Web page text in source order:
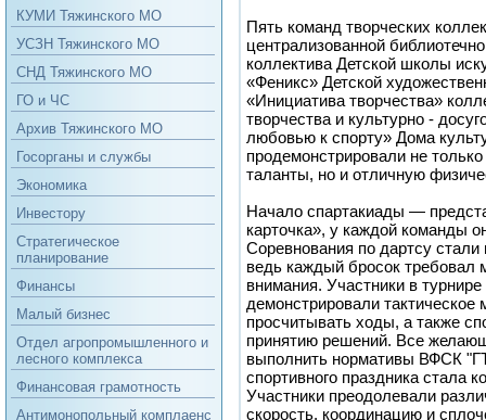
КУМИ Тяжинского МО
УСЗН Тяжинского МО
СНД Тяжинского МО
ГО и ЧС
Архив Тяжинского МО
Госорганы и службы
Экономика
Инвестору
Стратегическое
планирование
Финансы
Малый бизнес
Отдел агропромышленного и
лесного комплекса
Финансовая грамотность
Антимонопольный комплаенс
Пять команд творческих
централизованной
коллектива Детской школы
«Феникс» Детской
«Инициатива творчества»
творчества и культурно -
любовью к спорту» Дома
продемонстрировали не
таланты, но и отличную
Начало спартакиады —
карточка», у каждой команды
Соревнования по дартсу
ведь каждый бросок требовал
внимания. Участники в
демонстрировали
просчитывать ходы, а также
принятию решений. Все
выполнить нормативы ВФСК
спортивного праздника стала
Участники преодолевали
скорость, координацию и